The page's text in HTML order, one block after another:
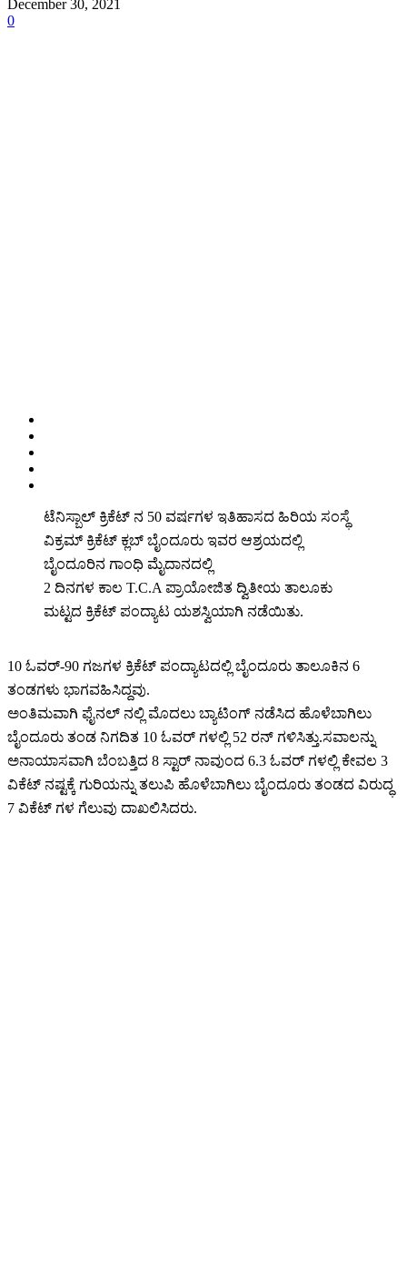
December 30, 2021
0
ಟೆನಿಸ್ಬಾಲ್ ಕ್ರಿಕೆಟ್ ನ 50 ವರ್ಷಗಳ ಇತಿಹಾಸದ ಹಿರಿಯ ಸಂಸ್ಥೆ
ವಿಕ್ರಮ್ ಕ್ರಿಕೆಟ್ ಕ್ಲಬ್ ಬೈಂದೂರು ಇವರ ಆಶ್ರಯದಲ್ಲಿ
ಬೈಂದೂರಿನ ಗಾಂಧಿ ಮೈದಾನದಲ್ಲಿ
2 ದಿನಗಳ ಕಾಲ T.C.A ಪ್ರಾಯೋಜಿತ ದ್ವಿತೀಯ ತಾಲೂಕು
ಮಟ್ಟದ ಕ್ರಿಕೆಟ್ ಪಂದ್ಯಾಟ ಯಶಸ್ವಿಯಾಗಿ ನಡೆಯಿತು.
10 ಓವರ್-90 ಗಜಗಳ ಕ್ರಿಕೆಟ್ ಪಂದ್ಯಾಟದಲ್ಲಿ ಬೈಂದೂರು ತಾಲೂಕಿನ 6
ತಂಡಗಳು ಭಾಗವಹಿಸಿದ್ದವು.
ಅಂತಿಮವಾಗಿ ಫೈನಲ್ ನಲ್ಲಿ ಮೊದಲು ಬ್ಯಾಟಿಂಗ್ ನಡೆಸಿದ ಹೊಳೆಬಾಗಿಲು
ಬೈಂದೂರು ತಂಡ ನಿಗದಿತ 10 ಓವರ್ ಗಳಲ್ಲಿ 52 ರನ್ ಗಳಿಸಿತ್ತು.ಸವಾಲನ್ನು
ಅನಾಯಾಸವಾಗಿ ಬೆಂಬತ್ತಿದ 8 ಸ್ಟಾರ್ ನಾವುಂದ 6.3 ಓವರ್ ಗಳಲ್ಲಿ ಕೇವಲ 3
ವಿಕೆಟ್ ನಷ್ಟಕ್ಕೆ ಗುರಿಯನ್ನು ತಲುಪಿ ಹೊಳೆಬಾಗಿಲು ಬೈಂದೂರು ತಂಡದ ವಿರುದ್ಧ
7 ವಿಕೆಟ್ ಗಳ ಗೆಲುವು ದಾಖಲಿಸಿದರು.